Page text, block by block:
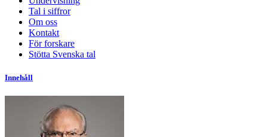
Tal i siffror
Om oss
Kontakt
För forskare
Stötta Svenska tal
Innehåll